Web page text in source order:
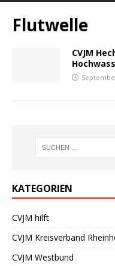
Flutwelle
CVJM
KATEGORIEN
CVJM hilft
CVJM Kreisverband
CVJM Westbund